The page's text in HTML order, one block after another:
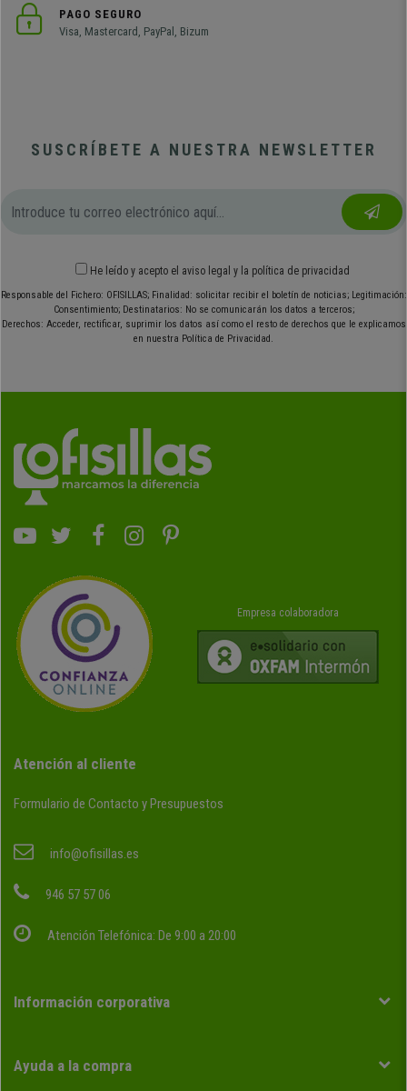
PAGO SEGURO
Visa, Mastercard, PayPal, Bizum
SUSCRÍBETE A NUESTRA NEWSLETTER
He leído y acepto el aviso legal y la política de privacidad
Responsable del Fichero: OFISILLAS; Finalidad: solicitar recibir el boletín de noticias; Legitimación:
Consentimiento; Destinatarios: No se comunicarán los datos a terceros;
Derechos: Acceder, rectificar, suprimir los datos así como el resto de derechos que le explicamos
en nuestra Política de Privacidad.
Empresa colaboradora
Atención al cliente
Formulario de Contacto y Presupuestos
info@ofisillas.es
946 57 57 06
Atención Telefónica: De 9:00 a 20:00
Información corporativa
Ayuda a la compra